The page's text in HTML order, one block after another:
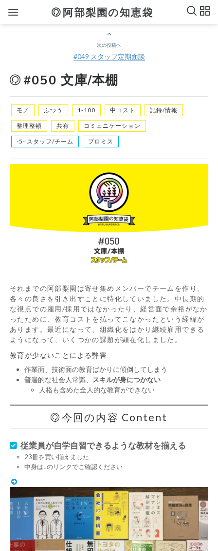
阿部梨園の知恵袋
次の投稿へ
#049 スタッフ定期面談
#050 文庫/本棚
モノ ふつう 1-100 中コスト 記録/情報
整理整頓 共有 コミュニケーション
-5- スタッフ/チーム プロミス
それまでの阿部梨園は寄せ集めメンバーでチームを作り、
各々の良さを引き出すことに特化していました。中長期的
な視点での雇用/採用ではなかったり、経営面で余裕がなか
ったために、教育コストを払ってこなかったという経緯が
あります。最近になって、組織化をはかり継続雇用できる
ようになって、いくつかの課題が顕在化しました。
教育が少ないことによる弊害
作業面、技術面の教育ばかりに傾倒してしまう
普遍的な社会人常識、
スキルが身につかない
人格も含めた全人的な教育ができない
今回の内容 Content
従業員が自学自習できるような教材を揃える
23冊を買い揃えました
中身は↓のリンクでご確認ください